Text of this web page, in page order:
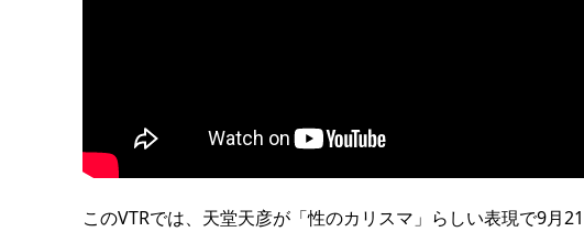
このVTRでは、天堂天彦が「性のカリスマ」らしい表現で9月